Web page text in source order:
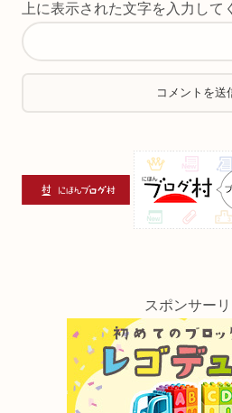
上に表示された文字を入力して
スポンサー